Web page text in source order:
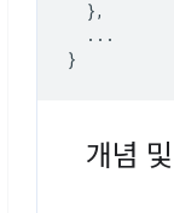
},
...
}
개념